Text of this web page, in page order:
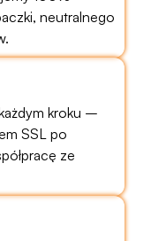
neutralnego
kroku –
SSL po
ze